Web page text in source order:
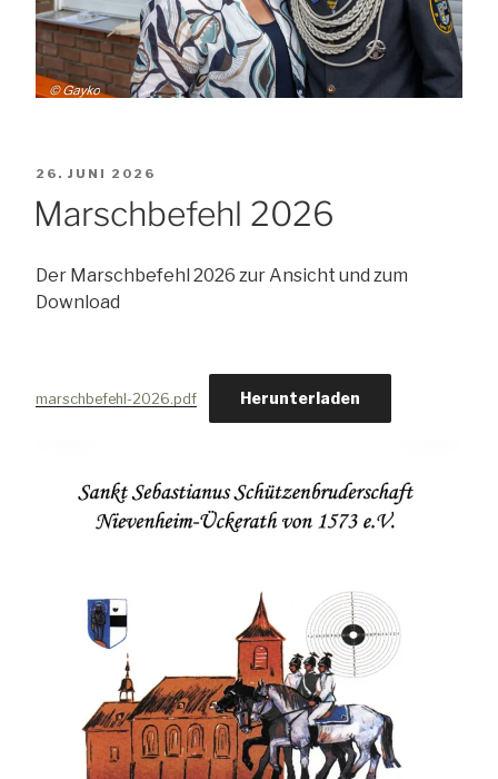
VERÖFFENTLICHT
AM
26. JUNI 2026
Marschbefehl 2026
Der Marschbefehl 2026 zur Ansicht und zum
Download
marschbefehl-2026.pdf Herunterladen